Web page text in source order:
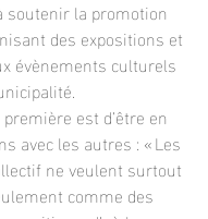
la promotion
des expositions et
évènements culturels
est d’être en
avec les autres : « Les
ne veulent surtout
comme des